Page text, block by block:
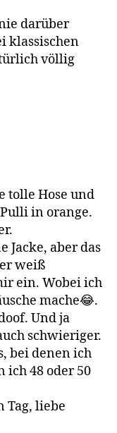
darüber
klassischen
völlig
tolle Hose und
in orange.
Jacke, aber das
weiß
ein. Wobei ich
mache😂.
Und ja
schwieriger.
bei denen ich
ich 48 oder 50
Tag, liebe